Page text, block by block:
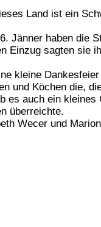
Land ist ein
Jänner haben die
Einzug sagten sie
kleine
und Köchen die,
es auch ein kleines
überreichte.
Wecer und